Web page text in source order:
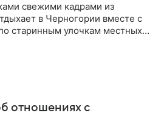
свежими кадрами из
в Черногории вместе с
старинным улочкам местных
отношениях с